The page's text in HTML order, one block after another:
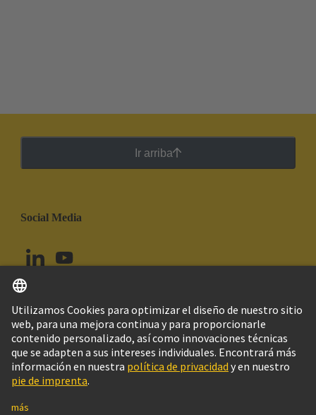
Ir arriba
Social Media
Ecuador Español
© Grupo Tecnológico HARTING